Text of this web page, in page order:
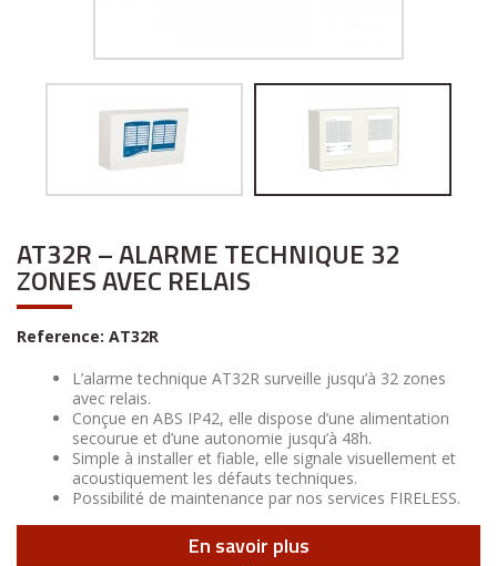
AT32R – ALARME TECHNIQUE 32
ZONES AVEC RELAIS
Reference: AT32R
L’alarme technique AT32R surveille jusqu’à 32 zones
avec relais.
Conçue en ABS IP42, elle dispose d’une alimentation
secourue et d’une autonomie jusqu’à 48h.
Simple à installer et fiable, elle signale visuellement et
acoustiquement les défauts techniques.
Possibilité de maintenance par nos services FIRELESS.
En savoir plus